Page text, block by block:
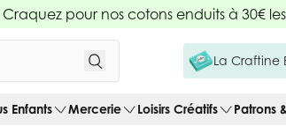
Craquez pour nos cotons enduits à 30€
La Craftine
Enfants Mercerie Loisirs Créatifs Patrons